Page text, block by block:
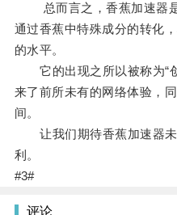
总而言之，香蕉加速器是
通过香蕉中特殊成分的转化
的水平。
它的出现之所以被称为“
来了前所未有的网络体验，
间。
让我们期待香蕉加速器未
利。
#3#
评论